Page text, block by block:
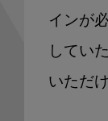
インが
してい
いただ